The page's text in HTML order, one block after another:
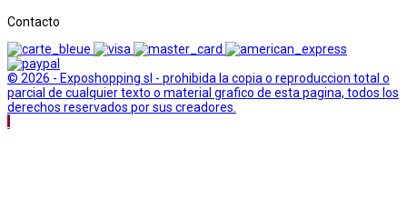
Contacto
© 2026 - Exposhopping sl - prohibida la copia o reproduccion total o
parcial de cualquier texto o material grafico de esta pagina, todos los
derechos reservados por sus creadores.